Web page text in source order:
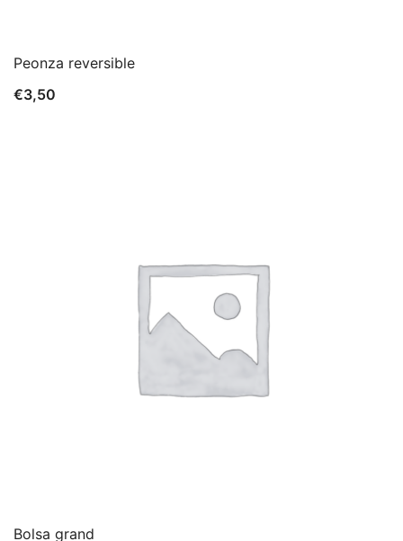
Peonza reversible
€3,50
Bolsa grand